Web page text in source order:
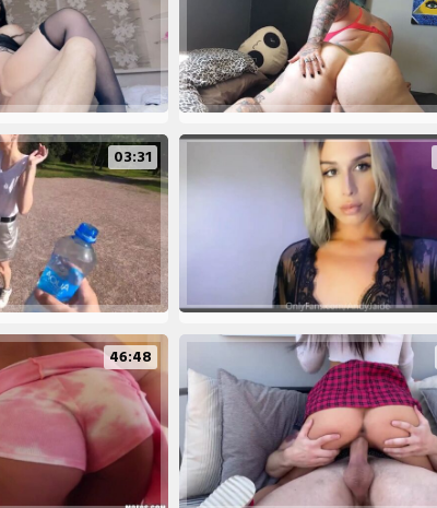
03:31
46:48